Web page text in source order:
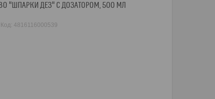
"ШПАРКИ ДЕЗ" С ДОЗАТОРОМ, 500 МЛ
Код: 4816116000539